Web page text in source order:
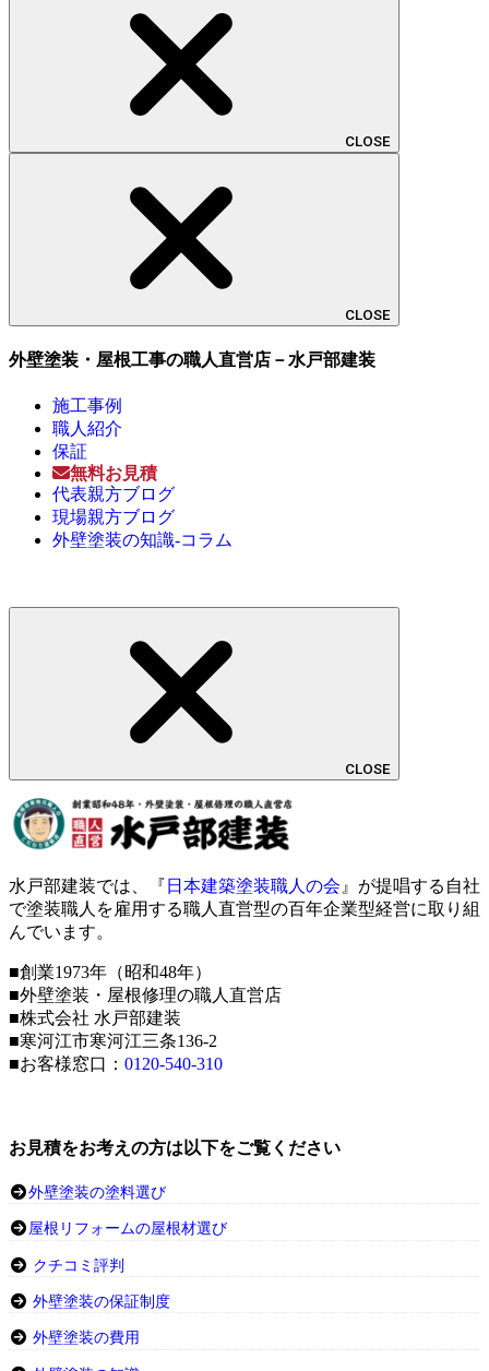
CLOSE
CLOSE
外壁塗装・屋根工事の職人直営店－水戸部建装
施工事例
職人紹介
保証
無料お見積
代表親方ブログ
現場親方ブログ
外壁塗装の知識-コラム
CLOSE
水戸部建装では、『 日本建築塗装職人の会 』が提唱する自社
で塗装職人を雇用する職人直営型の百年企業型経営に取り組
んでいます。
■創業1973年（昭和48年）
■外壁塗装・屋根修理の職人直営店
■株式会社 水戸部建装
■寒河江市寒河江三条136-2
■お客様窓口： 0120-540-310
お見積をお考えの方は以下をご覧ください
外壁塗装の塗料選び
屋根リフォームの屋根材選び
クチコミ評判
外壁塗装の保証制度
外壁塗装の費用